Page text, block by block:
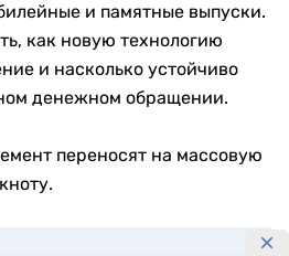
и памятные выпуски.
как новую технологию
и насколько устойчиво
денежном обращении.
переносят на массовую